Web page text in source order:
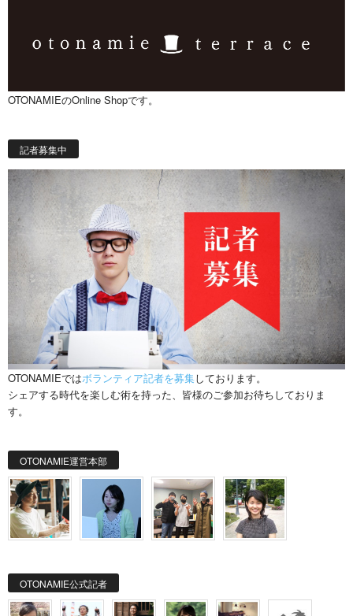
OTONAMIEのOnline Shopです。
記者募集中
OTONAMIEではボランティア記者を募集しております。
シェアする時代を楽しむ術を持った、皆様のご参加お待ちしておりま
す。
OTONAMIE運営本部
OTONAMIE公式記者